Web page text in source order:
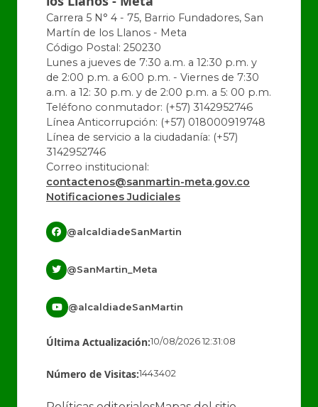
Carrera 5 N° 4 - 75, Barrio Fundadores, San
Martín de los Llanos - Meta
Código Postal: 250230
Lunes a jueves de 7:30 a.m. a 12:30 p.m. y
de 2:00 p.m. a 6:00 p.m. - Viernes de 7:30
a.m. a 12: 30 p.m. y de 2:00 p.m. a 5: 00 p.m.
Teléfono conmutador: (+57) 3142952746
Línea Anticorrupción: (+57) 018000919748
Línea de servicio a la ciudadanía: (+57)
3142952746
Correo institucional:
contactenos@sanmartin-meta.gov.co
Notificaciones Judiciales
@alcaldiadeSanMartin
@SanMartin_Meta
@alcaldiadeSanMartin
Última Actualización:10/08/2026 12:31:08
Número de Visitas:1443402